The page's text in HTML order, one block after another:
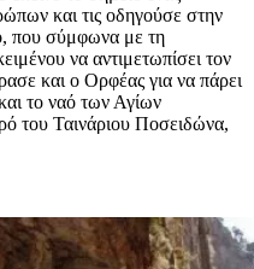
και τις οδηγούσε στην
που σύμφωνα με τη
να αντιμετωπίσει τον
και ο Ορφέας για να πάρει
το ναό των Αγίων
του Ταινάριου Ποσειδώνα,